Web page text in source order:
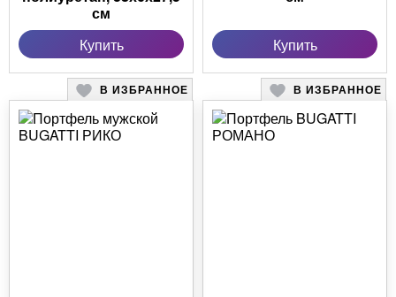
см
Купить
Купить
В ИЗБРАННОЕ В ИЗБРАННОЕ